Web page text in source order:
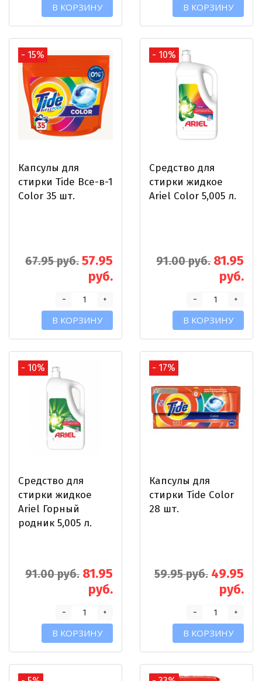
В КОРЗИНУ В КОРЗИНУ
- 15%
Капсулы для
стирки Tide Все-в-1
Color 35 шт.
67.95 руб. 57.95
руб.
+
-
В КОРЗИНУ
- 10%
Средство для
стирки жидкое
Ariel Color 5,005 л.
91.00 руб. 81.95
руб.
+
-
В КОРЗИНУ
- 10%
Средство для
стирки жидкое
Ariel Горный
родник 5,005 л.
91.00 руб. 81.95
руб.
+
-
В КОРЗИНУ
- 17%
Капсулы для
стирки Tide Color
28 шт.
59.95 руб. 49.95
руб.
+
-
В КОРЗИНУ